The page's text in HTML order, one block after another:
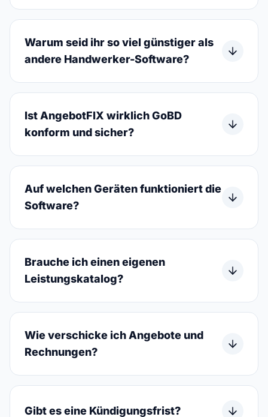
Warum seid ihr so viel günstiger als
andere Handwerker-Software?
Ist AngebotFIX wirklich GoBD
konform und sicher?
Auf welchen Geräten funktioniert die
Software?
Brauche ich einen eigenen
Leistungskatalog?
Wie verschicke ich Angebote und
Rechnungen?
Gibt es eine Kündigungsfrist?